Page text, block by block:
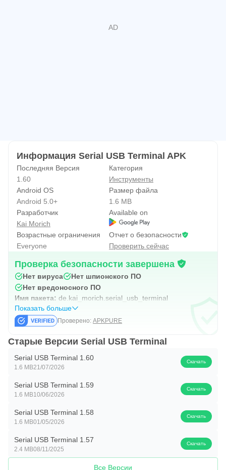
из приложения используется только для опции
Информация Serial USB Terminal APK
Последняя Версия
1.60
Категория
Инструменты
Android OS
Android 5.0+
Размер файла
1.6 MB
Разработчик
Kai Morich
Available on
Возрастные ограничения
Everyone
Отчет о безопасности
Проверить сейчас
Проверка безопасности завершена
Нет вируса
Нет шпионского ПО
Нет вредоносного ПО
Имя пакета: de.kai_morich.serial_usb_terminal
Показать больше
Проверено: APKPURE
Старые Версии Serial USB Terminal
Serial USB Terminal 1.60
1.6 MB21/07/2026
Скачать
Serial USB Terminal 1.59
1.6 MB10/06/2026
Скачать
Serial USB Terminal 1.58
1.6 MB01/05/2026
Скачать
Serial USB Terminal 1.57
2.4 MB08/11/2025
Скачать
Все Версии